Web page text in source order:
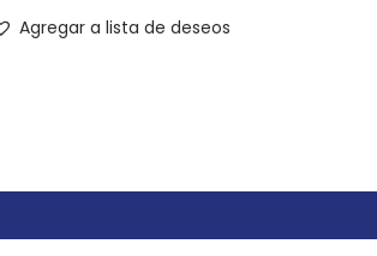
Agregar a lista de deseos